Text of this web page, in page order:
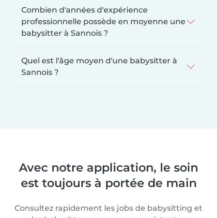
Combien d'années d'expérience
professionnelle possède en moyenne une
babysitter à Sannois ?
Quel est l'âge moyen d'une babysitter à
Sannois ?
Avec notre application, le soin
est toujours à portée de main
Consultez rapidement les jobs de babysitting et